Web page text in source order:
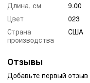
Длина, см
9.00
Цвет
023
Страна
производства
США
Отзывы
Добавьте первый отзыв